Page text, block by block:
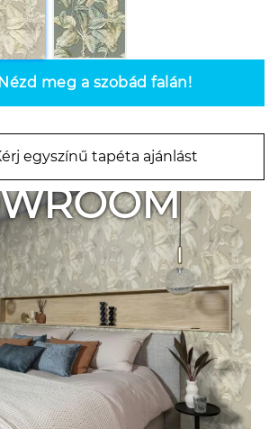
Nézd meg a szobád falán!
egyszínű tapéta ajánlást